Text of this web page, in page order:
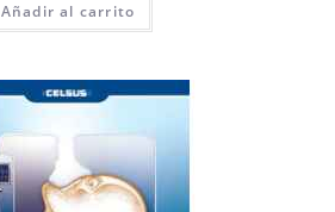
Añadir al carrito